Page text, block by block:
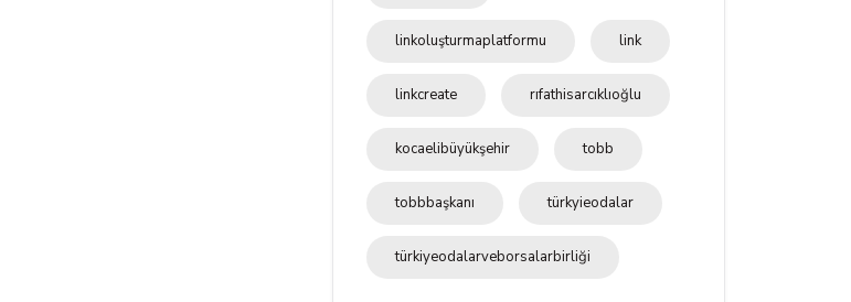
linkoluşturmaplatformu link
linkcreate rıfathisarcıklıoğlu
kocaelibüyükşehir tobb
tobbbaşkanı türkyieodalar
türkiyeodalarveborsalarbirliği